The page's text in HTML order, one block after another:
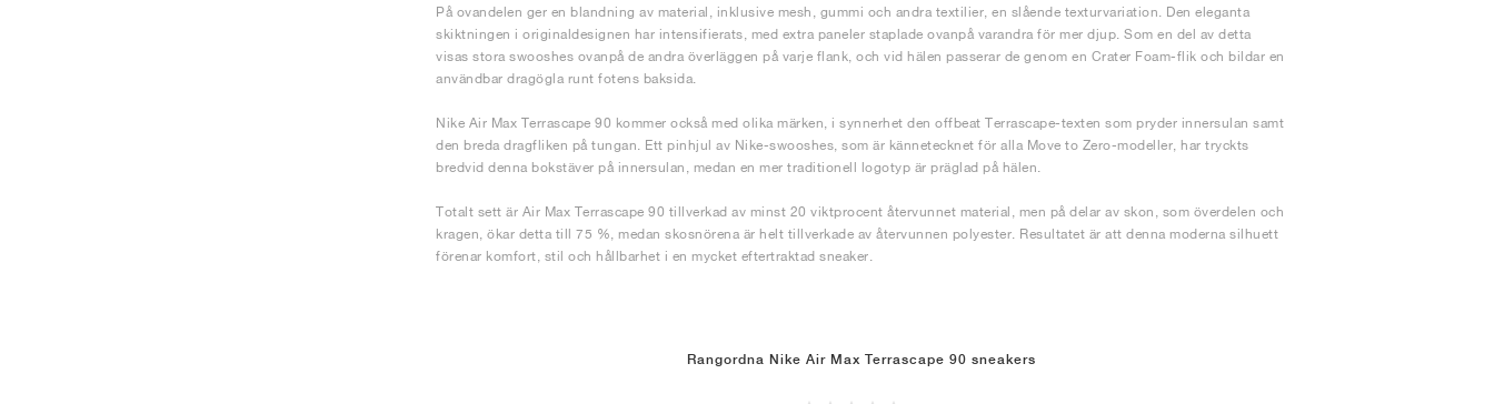
På ovandelen ger en blandning av material, inklusive mesh, gummi och andra textilier, en slående texturvariation. Den eleganta
skiktningen i originaldesignen har intensifierats, med extra paneler staplade ovanpå varandra för mer djup. Som en del av detta
visas stora swooshes ovanpå de andra överläggen på varje flank, och vid hälen passerar de genom en Crater Foam-flik och bildar en
användbar dragögla runt fotens baksida.
Nike Air Max Terrascape 90 kommer också med olika märken, i synnerhet den offbeat Terrascape-texten som pryder innersulan samt
den breda dragfliken på tungan. Ett pinhjul av Nike-swooshes, som är kännetecknet för alla Move to Zero-modeller, har tryckts
bredvid denna bokstäver på innersulan, medan en mer traditionell logotyp är präglad på hälen.
Totalt sett är Air Max Terrascape 90 tillverkad av minst 20 viktprocent återvunnet material, men på delar av skon, som överdelen och
kragen, ökar detta till 75 %, medan skosnörena är helt tillverkade av återvunnen polyester. Resultatet är att denna moderna silhuett
förenar komfort, stil och hållbarhet i en mycket eftertraktad sneaker.
Rangordna Nike Air Max Terrascape 90 sneakers